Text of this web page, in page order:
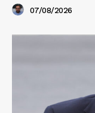
07/08/2026